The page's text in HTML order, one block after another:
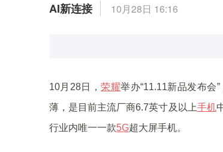
AI新连接 10月28日 16:16
10月28日，荣耀举办“11.11新品发布会
薄，是目前主流厂商6.7英寸及以上手机
行业内唯一一款5G超大屏手机。